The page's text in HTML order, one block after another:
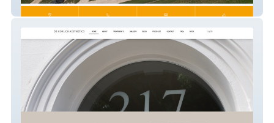
Butterbean Acres Rv